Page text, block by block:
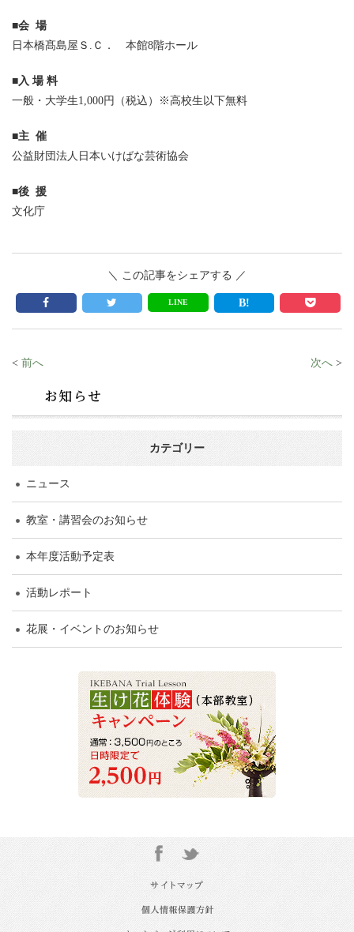
■会 場
日本橋髙島屋Ｓ.Ｃ． 本館8階ホール
■入 場 料
一般・大学生1,000円（税込）※高校生以下無料
■主 催
公益財団法人日本いけばな芸術協会
■後 援
文化庁
＼ この記事をシェアする ／
LINE
< 前へ 次へ >
カテゴリー
ニュース
教室・講習会のお知らせ
本年度活動予定表
活動レポート
花展・イベントのお知らせ